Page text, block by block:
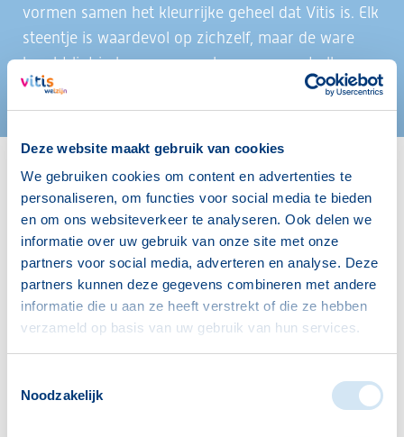
Deze website maakt gebruik van cookies
We gebruiken cookies om content en advertenties te
personaliseren, om functies voor social media te bieden
en om ons websiteverkeer te analyseren. Ook delen we
informatie over uw gebruik van onze site met onze
partners voor social media, adverteren en analyse. Deze
partners kunnen deze gegevens combineren met andere
informatie die u aan ze heeft verstrekt of die ze hebben
verzameld op basis van uw gebruik van hun services.
Noodzakelijk
vormen samen het kleurrijke geheel dat Vitis is. Elk
steentje is waardevol op zichzelf, maar de ware
kracht ligt in hoe ze samenkomen en met elkaar
de weg vormen.
Lees voor Uitleg woorden Simpele tekst
07-11-2024
Het koersplan, gebaseerd op veelzijdige inbreng,
biedt focus, richting en handvatten om de
vorm te geven. Hans van der Hoeven, voorzitter
van de Vrijwilligersraad, ontving het allereerste